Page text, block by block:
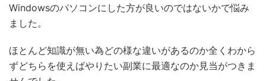
Windowsのパソコンにした方が良いのではないかで悩み
ました。
ほとんど知識が無い為どの様な違いがあるのか全くわから
ずどちらを使えばやりたい副業に最適なのか見当がつきま